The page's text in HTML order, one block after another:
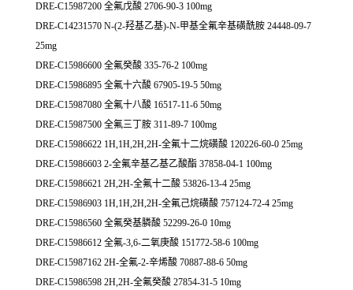
DRE-C15987200 全氟戊酸 2706-90-3 100mg
DRE-C14231570 N-(2-羟基乙基)-N-甲基全氟辛基磺酰胺 24448-09-7
25mg
DRE-C15986600 全氟癸酸 335-76-2 100mg
DRE-C15986895 全氟十六酸 67905-19-5 50mg
DRE-C15987080 全氟十八酸 16517-11-6 50mg
DRE-C15987500 全氟三丁胺 311-89-7 100mg
DRE-C15986622 1H,1H,2H,2H-全氟十二烷磺酸 120226-60-0 25mg
DRE-C15986603 2-全氟辛基乙基乙酸酯 37858-04-1 100mg
DRE-C15986621 2H,2H-全氟十二酸 53826-13-4 25mg
DRE-C15986903 1H,1H,2H,2H-全氟己烷磺酸 757124-72-4 25mg
DRE-C15986560 全氟癸基膦酸 52299-26-0 10mg
DRE-C15986612 全氟-3,6-二氧庚酸 151772-58-6 100mg
DRE-C15987162 2H-全氟-2-辛烯酸 70887-88-6 50mg
DRE-C15986598 2H,2H-全氟癸酸 27854-31-5 10mg